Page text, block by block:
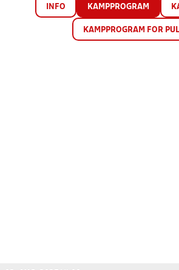
INFO KAMPPROGRAM
KAMPPROGRAM FOR